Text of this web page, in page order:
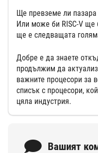
Ще превземе ли пазара
Или може би RISC-V ще
ще е следващата
Добре е да знаете
продължим да
важните процесори за
списък с процесори,
цяла индустрия.
Вашият